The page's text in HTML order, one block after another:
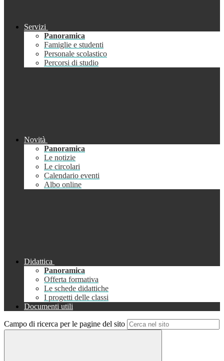
Servizi
Panoramica
Famiglie e studenti
Personale scolastico
Percorsi di studio
Novità
Panoramica
Le notizie
Le circolari
Calendario eventi
Albo online
Didattica
Panoramica
Offerta formativa
Le schede didattiche
I progetti delle classi
Documenti utili
Campo di ricerca per le pagine del sito